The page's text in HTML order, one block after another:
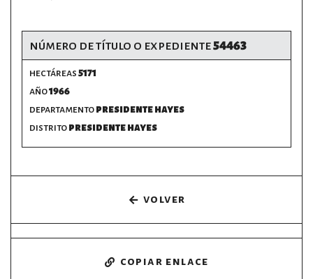
el surti
acerca
blog
contacto
número de título o expediente54463
hectáreas5171
año1966
departamentopresidente hayes
distritopresidente hayes
volver
copiar enlace